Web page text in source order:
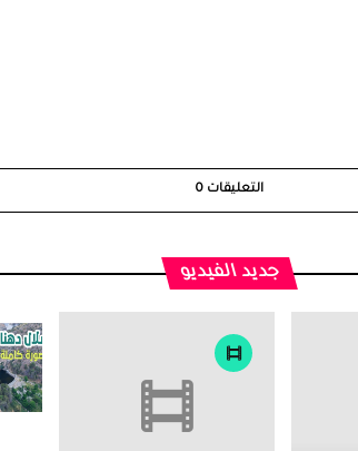
التعليقات 0
جديد الفيديو